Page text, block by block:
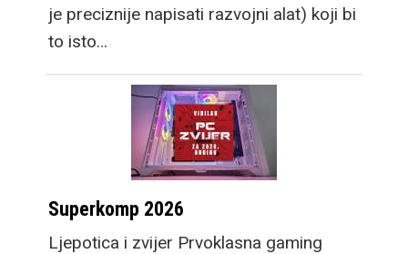
je preciznije napisati razvojni alat) koji bi
to isto…
Superkomp 2026
Ljepotica i zvijer Prvoklasna gaming